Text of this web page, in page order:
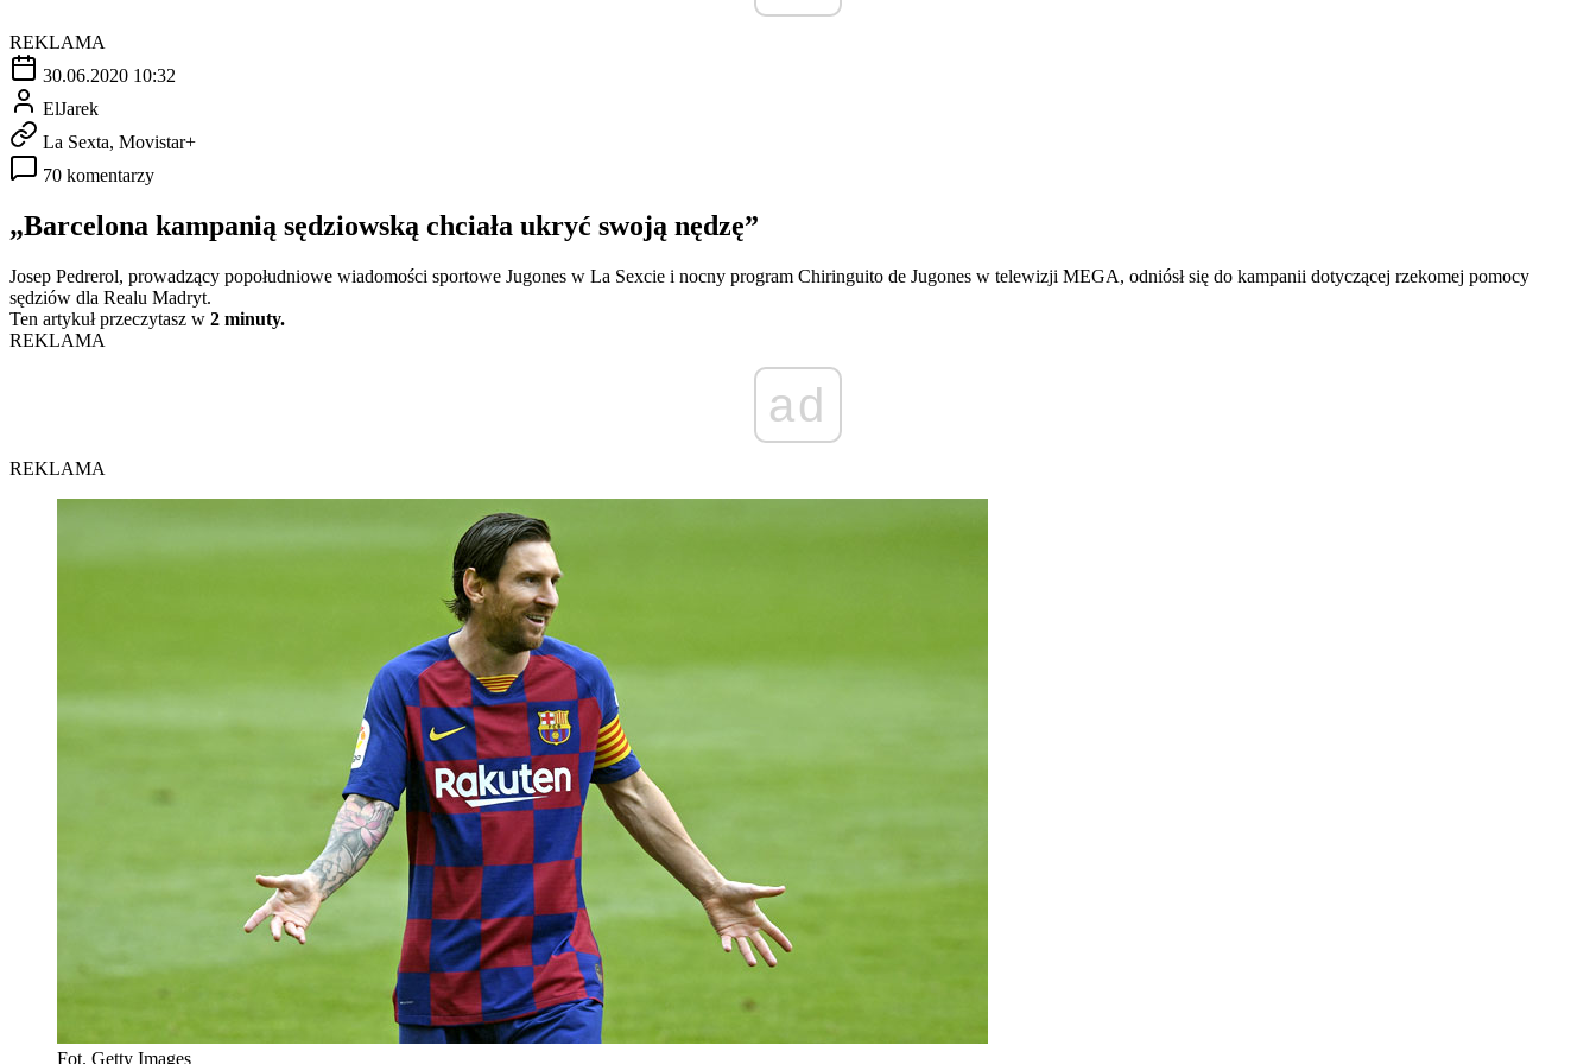
REKLAMA
30.06.2020 10:32
ElJarek
La Sexta, Movistar+
70 komentarzy
„Barcelona kampanią sędziowską chciała ukryć swoją nędzę”
Josep Pedrerol, prowadzący popołudniowe wiadomości sportowe Jugones w La Sexcie i nocny program Chiringuito de Jugones w telewizji MEGA, odniósł się do kampanii dotyczącej rzekomej pomocy
sędziów dla Realu Madryt.
Ten artykuł przeczytasz w 2 minuty.
REKLAMA
ad
REKLAMA
Fot. Getty Images